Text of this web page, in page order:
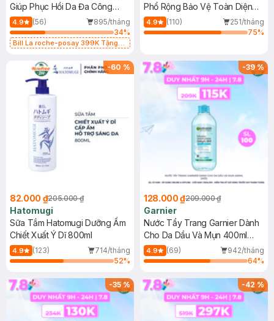
Giúp Phục Hồi Da Đa Công
Dụng 40ml
4.9 (56)
895/tháng
34%
Bill La roche-posay 399K Tặng
(SL có hạn)
Phổ Rộng Bảo Vệ Toàn Diện
40ml
4.9 (110)
251/tháng
75%
-60 %
82.000 ₫205.000 ₫
Hatomugi
Sữa Tắm Hatomugi Dưỡng Ẩm
Chiết Xuất Ý Dĩ 800ml
4.9 (123)
714/tháng
52%
-39%
128.000 ₫209.000 ₫
Garnier
Nước Tẩy Trang Garnier Dành
Cho Da Dầu Và Mụn 400ml
(Mới)
4.9 (69)
942/tháng
64%
-35% -42%